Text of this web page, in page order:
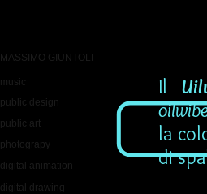
Il
la
di
MASSIMO GIUNTOLI
public art
photograpy
digital animation
music
public design
digital drawing